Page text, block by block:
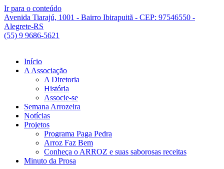
Ir para o conteúdo
Avenida Tiarajú, 1001 - Bairro Ibirapuitã - CEP: 97546550 -
Alegrete-RS
(55) 9 9686-5621
Início
A Associação
A Diretoria
História
Associe-se
Semana Arrozeira
Notícias
Projetos
Programa Paga Pedra
Arroz Faz Bem
Conheça o ARROZ e suas saborosas receitas
Minuto da Prosa